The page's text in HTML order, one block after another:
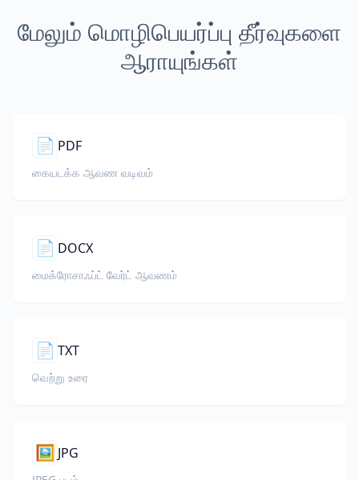
மேலும் மொழிபெயர்ப்பு தீர்வுகளை
ஆராயுங்கள்
📄 PDF
கையடக்க ஆவண வடிவம்
📄 DOCX
மைக்ரோசாஃப்ட் வேர்ட் ஆவணம்
📄 TXT
வெற்று உரை
🖼️ JPG